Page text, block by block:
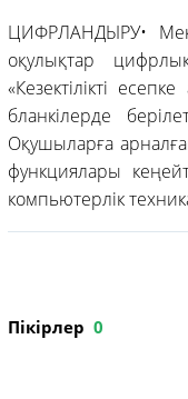
ЦИФРЛАНДЫРУ•
оқулықтар
«Кезектілікті
бланкілерде
Оқушыларға
функциялары
компьютерлік
Пікірлер 0